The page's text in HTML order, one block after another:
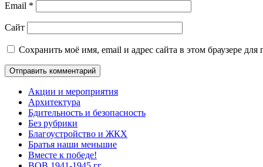
Email *
Сайт
Сохранить моё имя, email и адрес сайта в этом браузере
Акции и мероприятия
Архитектура
Бдительность и безопасность
Без рубрики
Благоустройство и ЖКХ
Братья наши меньшие
Вместе к победе!